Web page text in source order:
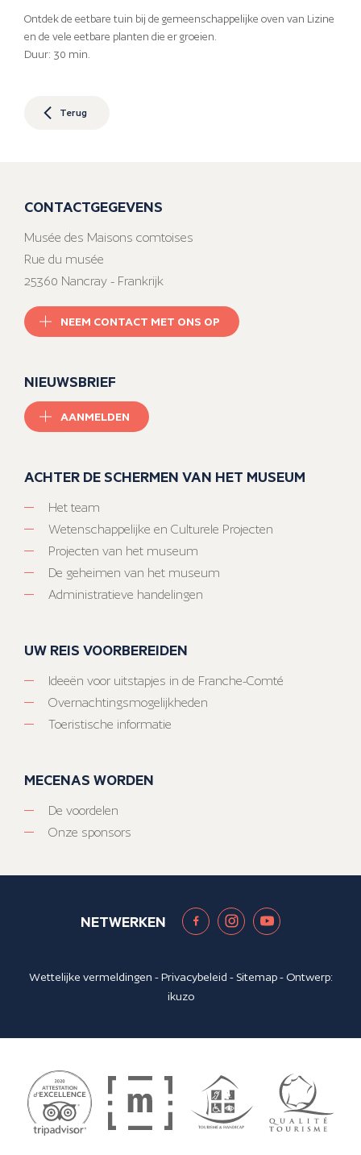
Ontdek de eetbare tuin bij de gemeenschappelijke oven van Lizine
en de vele eetbare planten die er groeien.
Duur: 30 min.
Terug
CONTACTGEGEVENS
Musée des Maisons comtoises
Rue du musée
25360 Nancray - Frankrijk
NEEM CONTACT MET ONS OP
NIEUWSBRIEF
AANMELDEN
ACHTER DE SCHERMEN VAN HET MUSEUM
Het team
Wetenschappelijke en Culturele Projecten
Projecten van het museum
De geheimen van het museum
Administratieve handelingen
UW REIS VOORBEREIDEN
Ideeën voor uitstapjes in de Franche-Comté
Overnachtingsmogelijkheden
Toeristische informatie
MECENAS WORDEN
De voordelen
Onze sponsors
NETWERKEN
Wettelijke vermeldingen -Privacybeleid - Sitemap- Ontwerp:
ikuzo